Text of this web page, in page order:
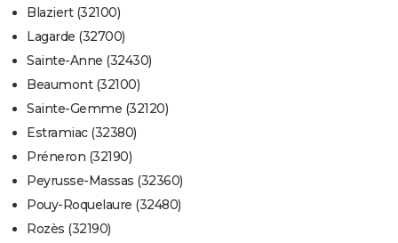
Blaziert (32100)
Lagarde (32700)
Sainte-Anne (32430)
Beaumont (32100)
Sainte-Gemme (32120)
Estramiac (32380)
Préneron (32190)
Peyrusse-Massas (32360)
Pouy-Roquelaure (32480)
Rozès (32190)